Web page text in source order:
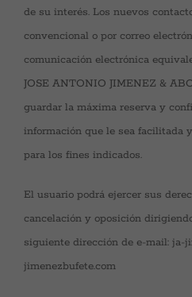
de su interés. Los nuevos
convencional o por correo
comunicación electrónica
JOSE ANTONIO JIMENEZ &
guardar la máxima reserva y
información que le sea facilitada
para los fines indicados.
El usuario podrá ejercer sus
cancelación y oposición
siguiente dirección de e-mail: ja-
jimenezbufete.com